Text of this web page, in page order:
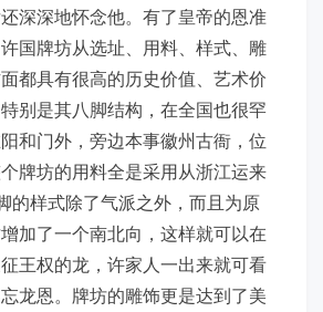
深深地怀念他。有了皇帝的恩准
国牌坊从选址、用料、样式、雕
都具有很高的历史价值、艺术价
别是其八脚结构，在全国也很罕
和门外，旁边本事徽州古衙，位
牌坊的用料全是采用从浙江运来
的样式除了气派之外，而且为原
加了一个南北向，这样就可以在
王权的龙，许家人一出来就可看
龙恩。牌坊的雕饰更是达到了美